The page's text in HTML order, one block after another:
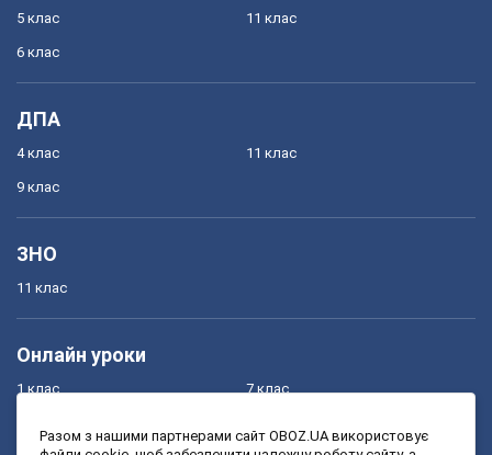
5 клас
6 клас
11 клас
ДПА
4 клас
9 клас
11 клас
ЗНО
11 клас
Онлайн уроки
1 клас 7 клас
Разом з нашими партнерами сайт OBOZ.UA використовує